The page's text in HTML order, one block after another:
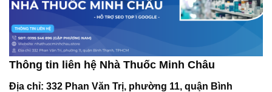
Thông tin liên hệ Nhà Thuốc Minh Châu
Địa chỉ: 332 Phan Văn Trị, phường 11, quận Bình